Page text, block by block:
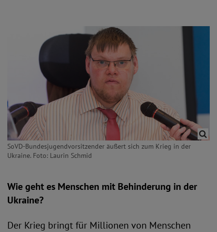
SoVD-Bundesjugendvorsitzender äußert sich zum Krieg in der
Ukraine. Foto: Laurin Schmid
Wie geht es Menschen mit Behinderung in der
Ukraine?
Der Krieg bringt für Millionen von Menschen